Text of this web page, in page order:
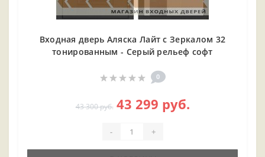
Входная дверь Аляска Лайт с Зеркалом 32
тонированным - Серый рельеф софт
0
43 300 руб. 43 299 руб.
- +